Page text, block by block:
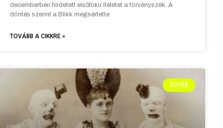
decemberben hirdetett elsőfokú ítéletet a törvényszék. A
döntés szerint a Blikk megsértette
TOVÁBB A CIKKRE »
EGYÉB